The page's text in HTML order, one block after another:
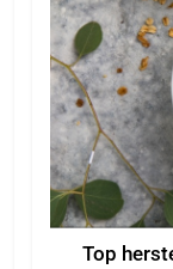
Top